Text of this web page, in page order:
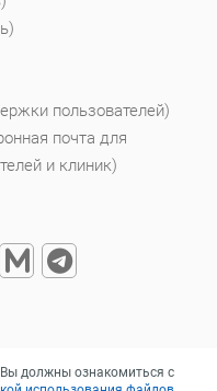
пользователей)
почта для
и клиник)
должны ознакомиться с